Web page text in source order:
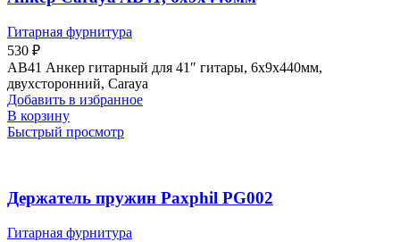
Гитарная фурнитура
530 ₽
AB41 Анкер гитарный для 41″ гитары, 6х9х440мм,
двухсторонний, Caraya
Добавить в избранное
В корзину
Быстрый просмотр
Держатель пружин Paxphil PG002
Гитарная фурнитура